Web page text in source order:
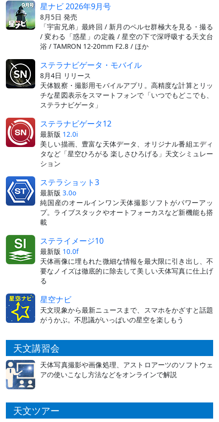
星ナビ 2026年9月号
8月5日 発売
「宇宙兄弟」最終回 / 新月のペルセ群極大を見る・撮る
/ 変わる「惑星」の定義 / 星空の下で深呼吸する天文台
浴 / TAMRON 12-20mm F2.8 / ほか
ステラナビゲータ・モバイル
8月4日 リリース
天体観察・撮影用モバイルアプリ。高精度な計算とリッ
チな星図表示をスマートフォンで「いつでもどこでも、
ステラナビゲータ」
ステラナビゲータ12
最新版 12.0i
美しい描画、豊富な天体データ、オリジナル番組エディ
タなど「星空ひろがる 楽しさひろげる」天文シミュレー
ション
ステラショット3
最新版 3.0o
純国産のオールインワン天体撮影ソフトがパワーアッ
プ。ライブスタックやオートフォーカスなど新機能も搭
載
ステライメージ10
最新版 10.0f
天体画像に埋もれた微細な情報を最大限に引き出し、不
要なノイズは徹底的に除去して美しい天体写真に仕上げ
る
星空ナビ
天文現象から最新ニュースまで、スマホをかざすと話題
がうかぶ。不思議がいっぱいの星空を楽しもう
天文講習会
天体写真撮影や画像処理、アストロアーツのソフトウェ
アの使いこなし方法などをオンラインで解説
天文ツアー